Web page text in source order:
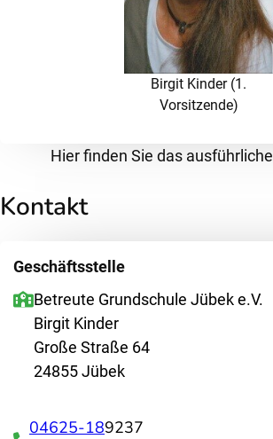
Birgit Kinder (1.
Vorsitzende)
Hier finden Sie das ausführliche
Kontakt
Geschäftsstelle
Betreute Grundschule Jübek e.V.
Birgit Kinder
Große Straße 64
24855 Jübek
04625-189237